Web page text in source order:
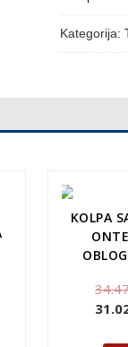
Kategorija:
KOLPA